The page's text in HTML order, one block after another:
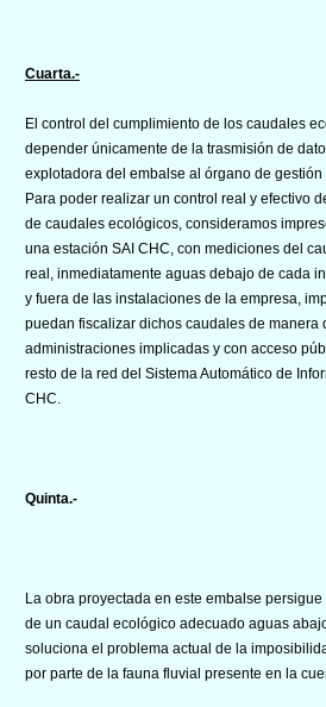
Cuarta.-
El control del cumplimiento de los caudales
depender únicamente de la trasmisión de
explotadora del embalse al órgano de gestión
Para poder realizar un control real y efectivo
de caudales ecológicos, consideramos
una estación SAI CHC, con mediciones del
real, inmediatamente aguas debajo de cada
y fuera de las instalaciones de la empresa,
puedan fiscalizar dichos caudales de manera
administraciones implicadas y con acceso
resto de la red del Sistema Automático de
CHC.
Quinta.-
La obra proyectada en este embalse
de un caudal ecológico adecuado aguas
soluciona el problema actual de la
por parte de la fauna fluvial presente en la